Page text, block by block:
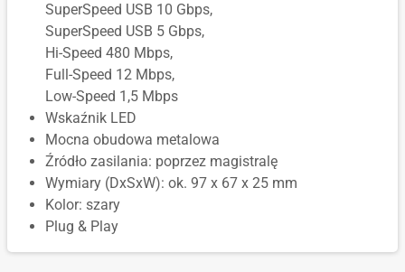
SuperSpeed USB 10 Gbps,
SuperSpeed USB 5 Gbps,
Hi-Speed 480 Mbps,
Full-Speed 12 Mbps,
Low-Speed 1,5 Mbps
Wskaźnik LED
Mocna obudowa metalowa
Źródło zasilania: poprzez magistralę
Wymiary (DxSxW): ok. 97 x 67 x 25 mm
Kolor: szary
Plug & Play